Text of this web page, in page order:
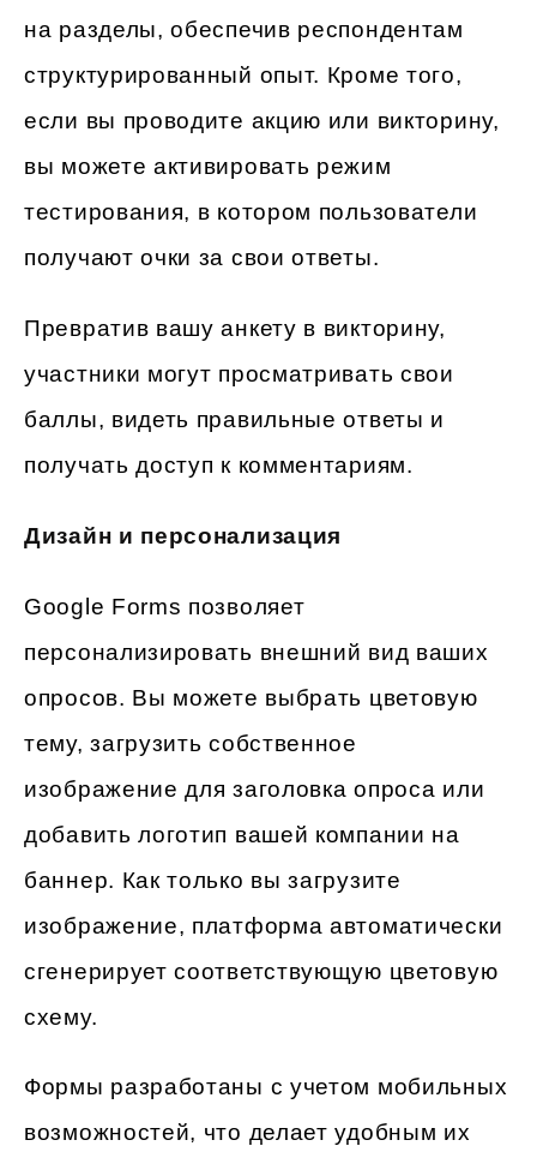
на разделы, обеспечив респондентам
структурированный опыт. Кроме того,
если вы проводите акцию или викторину,
вы можете активировать режим
тестирования, в котором пользователи
получают очки за свои ответы.
Превратив вашу анкету в викторину,
участники могут просматривать свои
баллы, видеть правильные ответы и
получать доступ к комментариям.
Дизайн и персонализация
Google Forms позволяет
персонализировать внешний вид ваших
опросов. Вы можете выбрать цветовую
тему, загрузить собственное
изображение для заголовка опроса или
добавить логотип вашей компании на
баннер. Как только вы загрузите
изображение, платформа автоматически
сгенерирует соответствующую цветовую
схему.
Формы разработаны с учетом мобильных
возможностей, что делает удобным их